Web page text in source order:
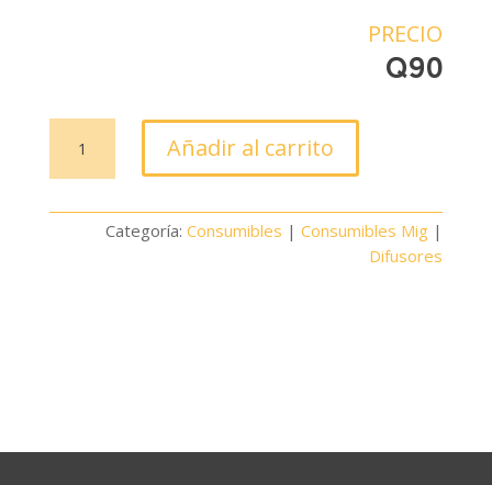
PRECIO
Q90
gas
Añadir al carrito
Categoría:Consumibles |Consumibles Mig |
Difusores